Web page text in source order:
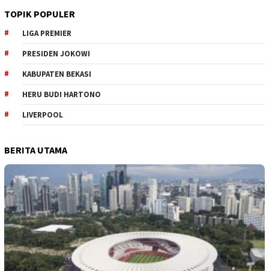
TOPIK POPULER
LIGA PREMIER
PRESIDEN JOKOWI
KABUPATEN BEKASI
HERU BUDI HARTONO
LIVERPOOL
BERITA UTAMA